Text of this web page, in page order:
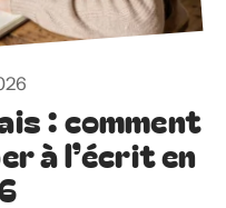
: comment
à l’écrit en